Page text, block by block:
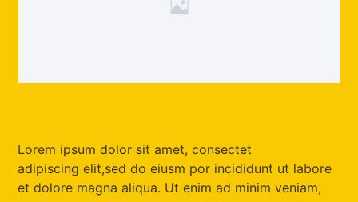
Lorem ipsum dolor sit amet, consectet
adipiscing elit,sed do eiusm por incididunt ut labore
et dolore magna aliqua. Ut enim ad minim veniam,